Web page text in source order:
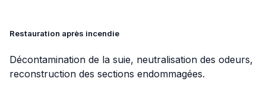
Restauration après incendie
Décontamination de la suie, neutralisation des odeurs,
reconstruction des sections endommagées.